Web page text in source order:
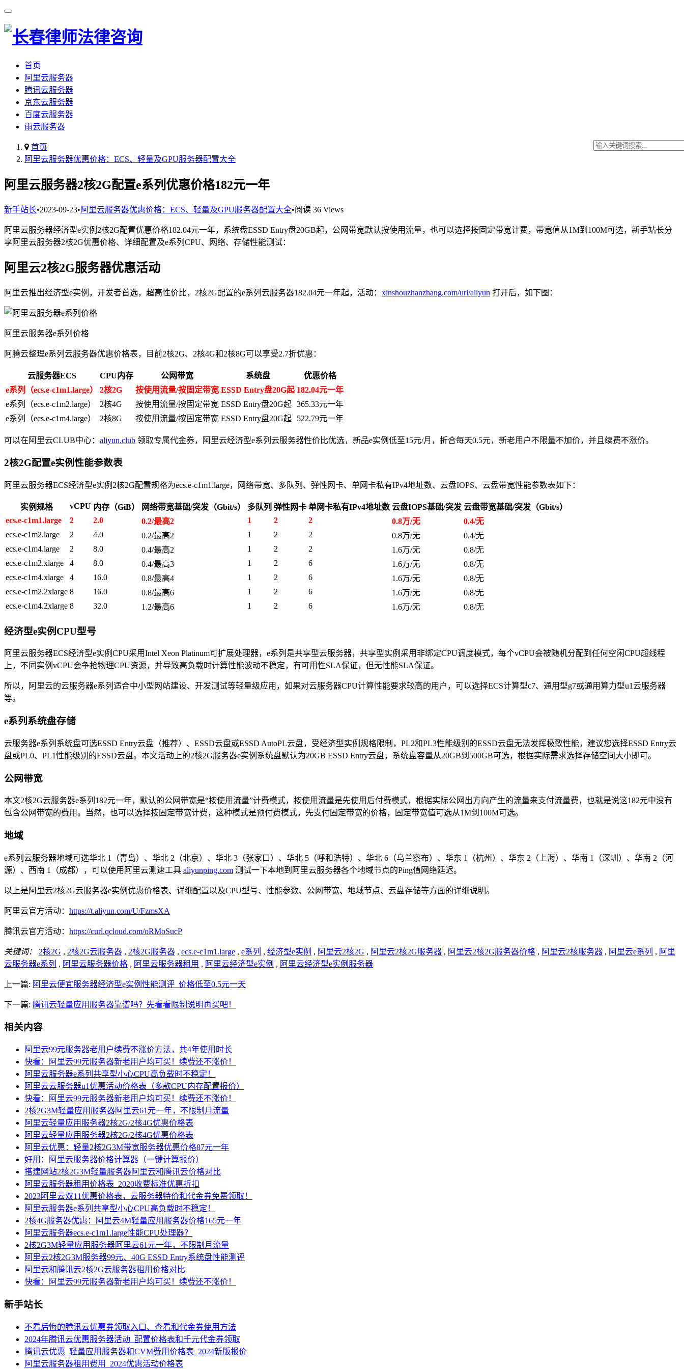
首页
阿里云服务器
腾讯云服务器
京东云服务器
百度云服务器
雨云服务器
首页
阿里云服务器优惠价格：ECS、轻量及GPU服务器配置大全
阿里云服务器2核2G配置e系列优惠价格182元一年
新手站长•2023-09-23• 阿里云服务器优惠价格：ECS、轻量及GPU服务器配置大全•阅读 36 Views
阿里云服务器经济型e实例2核2G配置优惠价格182.04元一年，系统盘ESSD Entry盘20GB起，公网带宽默认按使用流量，也可以选择按固定带宽计费，带宽值从1M到100M可选，新手站长分
享阿里云服务器2核2G优惠价格、详细配置及e系列CPU、网络、存储性能测试：
阿里云2核2G服务器优惠活动
阿里云推出经济型e实例，开发者首选，超高性价比，2核2G配置的e系列云服务器182.04元一年起，活动： xinshouzhanzhang.com/url/aliyun 打开后，如下图：
阿里云服务器e系列价格
阿腾云整理e系列云服务器优惠价格表，目前2核2G、2核4G和2核8G可以享受2.7折优惠：
云服务器ECS CPU内存 公网带宽 系统盘
优惠价格
e系列（ecs.e-c1m1.large）
2核2G 按使用流量/按固定带宽 ESSD Entry盘20G起 182.04元一年
e系列（ecs.e-c1m2.large）
2核4G 按使用流量/按固定带宽 ESSD Entry盘20G起 365.33元一年
e系列（ecs.e-c1m4.large）
2核8G 按使用流量/按固定带宽 ESSD Entry盘20G起 522.79元一年
可以在阿里云CLUB中心： aliyun.club 领取专属代金券，阿里云经济型e系列云服务器性价比优选，新品e实例低至15元/月，折合每天0.5元，新老用户不限量不加价，并且续费不涨价。
2核2G配置e实例性能参数表
阿里云服务器ECS经济型e实例2核2G配置规格为ecs.e-c1m1.large，网络带宽、多队列、弹性网卡、单网卡私有IPv4地址数、云盘IOPS、云盘带宽性能参数表如下：
实例规格 vCPU 内存（GiB） 网络带宽基础/突发（Gbit/s） 多队列 弹性网卡 单网卡私有IPv4地址数 云盘IOPS基础/突发 云盘带宽基础/突发（Gbit/s）
ecs.e-c1m1.large
2 2.0 0.2/最高2 1 2 2 0.8万/无
0.4/无
ecs.e-c1m2.large
2 4.0 0.2/最高2 1 2 2 0.8万/无
0.4/无
ecs.e-c1m4.large
2 8.0 0.4/最高2 1 2 2 1.6万/无
0.8/无
ecs.e-c1m2.xlarge
4 8.0 0.4/最高3 1 2 6 1.6万/无
0.8/无
ecs.e-c1m4.xlarge
4 16.0 0.8/最高4 1 2 6 1.6万/无
0.8/无
ecs.e-c1m2.2xlarge 8 16.0 0.8/最高6 1 2 6 1.6万/无
0.8/无
ecs.e-c1m4.2xlarge 8 32.0 1.2/最高6 1 2 6 1.6万/无 0.8/无
经济型e实例CPU型号
阿里云服务器ECS经济型e实例CPU采用Intel Xeon Platinum可扩展处理器，e系列是共享型云服务器，共享型实例采用非绑定CPU调度模式，每个vCPU会被随机分配到任何空闲CPU超线程
上，不同实例vCPU会争抢物理CPU资源，并导致高负载时计算性能波动不稳定，有可用性SLA保证，但无性能SLA保证。
所以，阿里云的云服务器e系列适合中小型网站建设、开发测试等轻量级应用，如果对云服务器CPU计算性能要求较高的用户，可以选择ECS计算型c7、通用型g7或通用算力型u1云服务器
等。
e系列系统盘存储
云服务器e系列系统盘可选ESSD Entry云盘（推荐）、ESSD云盘或ESSD AutoPL云盘，受经济型实例规格限制，PL2和PL3性能级别的ESSD云盘无法发挥极致性能，建议您选择ESSD Entry云
盘或PL0、PL1性能级别的ESSD云盘。本文活动上的2核2G服务器e实例系统盘默认为20GB ESSD Entry云盘，系统盘容量从20GB到500GB可选，根据实际需求选择存储空间大小即可。
公网带宽
本文2核2G云服务器e系列182元一年，默认的公网带宽是“按使用流量”计费模式，按使用流量是先使用后付费模式，根据实际公网出方向产生的流量来支付流量费，也就是说这182元中没有
包含公网带宽的费用。当然，也可以选择按固定带宽计费，这种模式是预付费模式，先支付固定带宽的价格，固定带宽值可选从1M到100M可选。
地域
e系列云服务器地域可选华北 1（青岛）、华北 2（北京）、华北 3（张家口）、华北 5（呼和浩特）、华北 6（乌兰察布）、华东 1（杭州）、华东 2（上海）、华南 1（深圳）、华南 2（河
源）、西南 1（成都），可以使用阿里云测速工具 aliyunping.com 测试一下本地到阿里云服务器各个地域节点的Ping值网络延迟。
以上是阿里云2核2G云服务器e实例优惠价格表、详细配置以及CPU型号、性能参数、公网带宽、地域节点、云盘存储等方面的详细说明。
阿里云官方活动： https://t.aliyun.com/U/FzmsXA
腾讯云官方活动： https://curl.qcloud.com/oRMoSucP
关键词： 2核2G , 2核2G云服务器 , 2核2G服务器 , ecs.e-c1m1.large , e系列 , 经济型e实例 , 阿里云2核2G , 阿里云2核2G服务器 , 阿里云2核2G服务器价格 , 阿里云2核服务器 , 阿里云e系列 , 阿里
云服务器e系列 , 阿里云服务器价格 , 阿里云服务器租用 , 阿里云经济型e实例 , 阿里云经济型e实例服务器
上一篇: 阿里云便宜服务器经济型e实例性能测评_价格低至0.5元一天
下一篇: 腾讯云轻量应用服务器靠谱吗？先看看限制说明再买吧！
相关内容
阿里云99元服务器老用户续费不涨价方法，共4年使用时长
快看：阿里云99元服务器新老用户均可买！续费还不涨价！
阿里云服务器e系列共享型小心CPU高负载时不稳定！
阿里云云服务器u1优惠活动价格表（多款CPU内存配置报价）
快看：阿里云99元服务器新老用户均可买！续费还不涨价！
2核2G3M轻量应用服务器阿里云61元一年，不限制月流量
阿里云轻量应用服务器2核2G/2核4G优惠价格表
阿里云轻量应用服务器2核2G/2核4G优惠价格表
阿里云优惠：轻量2核2G3M带宽服务器优惠价格87元一年
好用：阿里云服务器价格计算器（一键计算报价）
搭建网站2核2G3M轻量服务器阿里云和腾讯云价格对比
阿里云服务器租用价格表_2020收费标准优惠折扣
2023阿里云双11优惠价格表，云服务器特价和代金券免费领取！
阿里云服务器e系列共享型小心CPU高负载时不稳定！
2核4G服务器优惠：阿里云4M轻量应用服务器价格165元一年
阿里云服务器ecs.e-c1m1.large性能CPU处理器？
2核2G3M轻量应用服务器阿里云61元一年，不限制月流量
阿里云2核2G3M服务器99元、40G ESSD Entry系统盘性能测评
阿里云和腾讯云2核2G云服务器租用价格对比
快看：阿里云99元服务器新老用户均可买！续费还不涨价！
新手站长
不看后悔的腾讯云优惠券领取入口、查看和代金券使用方法
2024年腾讯云优惠服务器活动_配置价格表和千元代金券领取
腾讯云优惠_轻量应用服务器和CVM费用价格表_2024新版报价
阿里云服务器租用费用_2024优惠活动价格表